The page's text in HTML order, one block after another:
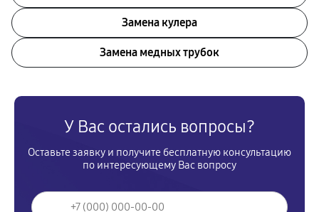
Замена кулера
Замена медных трубок
У Вас остались вопросы?
Оставьте заявку и получите бесплатную консультацию
по интересующему Вас вопросу